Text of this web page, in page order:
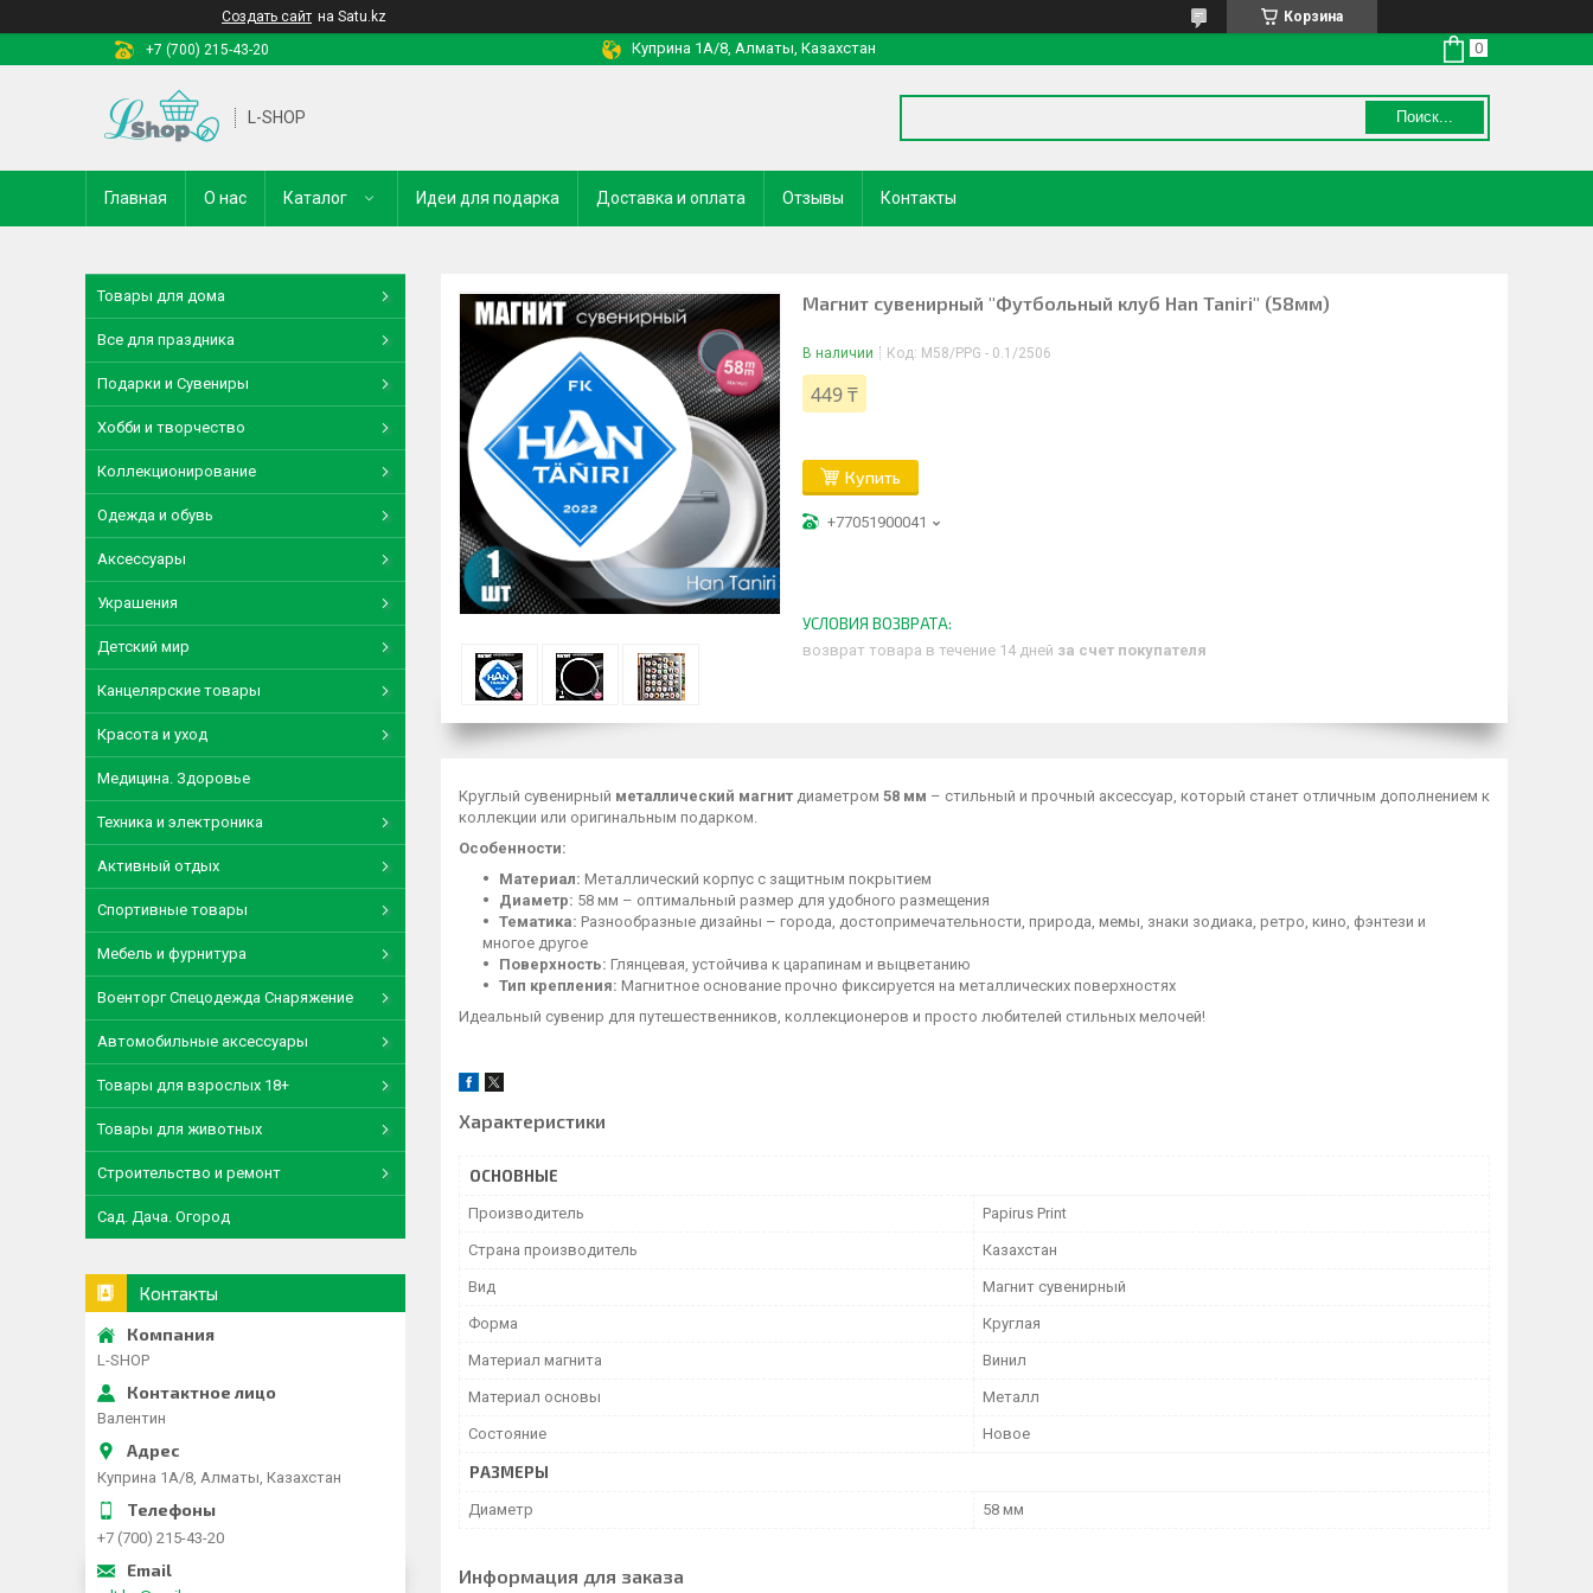
Создать сайт на Satu.kz
Корзина
+7 (700) 215-43-20
Куприна 1A/8, Алматы, Казахстан
L-SHOP Поиск...
Главная О нас Каталог Идеи для подарка Доставка и оплата Отзывы Контакты
Магнит сувенирный "Футбольный клуб Han Taniri" (58мм)
В наличии Код: M58/PPG - 0.1/2506
449 ₸
Купить
+77051900041
возврат товара в течение 14 дней за счет покупателя
Круглый сувенирный металлический магнит диаметром 58 мм – стильный и прочный аксессуар, который станет отличным дополнением к
коллекции или оригинальным подарком.
Особенности:
Материал: Металлический корпус с защитным покрытием
Диаметр: 58 мм – оптимальный размер для удобного размещения
Тематика: Разнообразные дизайны – города, достопримечательности, природа, мемы, знаки зодиака, ретро, кино, фэнтези и
многое другое
Поверхность: Глянцевая, устойчива к царапинам и выцветанию
Тип крепления: Магнитное основание прочно фиксируется на металлических поверхностях
Идеальный сувенир для путешественников, коллекционеров и просто любителей стильных мелочей!
Характеристики
ОСНОВНЫЕ
Производитель Papirus Print
Страна производитель Казахстан
Вид Магнит сувенирный
Форма Круглая
Материал магнита Винил
Материал основы Металл
Состояние Новое
РАЗМЕРЫ
Диаметр 58 мм
Информация для заказа
Товары для дома
Все для праздника
Подарки и Сувениры
Хобби и творчество
Коллекционирование
Одежда и обувь
Аксессуары
Украшения
Детский мир
Канцелярские товары
Красота и уход
Медицина. Здоровье
Техника и электроника
Активный отдых
Спортивные товары
Мебель и фурнитура
Военторг Спецодежда Снаряжение
Автомобильные аксессуары
Товары для взрослых 18+
Товары для животных
Строительство и ремонт
Сад. Дача. Огород
Контакты
L-SHOP
Валентин
Куприна 1A/8, Алматы, Казахстан
+7 (700) 215-43-20